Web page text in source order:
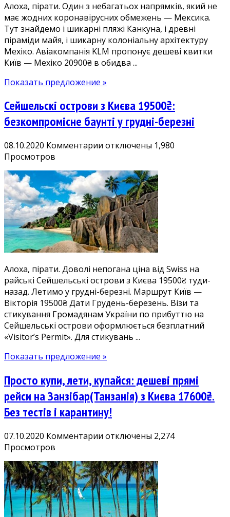
квитки
Київ
—
Мехіко
20900₴
від
Алоха, пірати. Один з небагатьох напрямків, який не
має жодних коронавірусних обмежень — Мексика.
Тут знайдемо і шикарні пляжі Канкуна, і древні
піраміди майя, і шикарну колоніальну архітектуру
Мехіко. Авіакомпанія KLM пропонує дешеві квитки
Київ — Мехіко 20900₴ в обидва ...
Показать предложение »
Сейшельскі острови з Києва 19500₴:
безкомпромісне баунті у грудні-березні
08.10.2020 Комментарии к
острови
з
Києва
19500₴:
безкомпромісне
баунті
у
березні
отключены 1,980
Просмотров
Алоха, пірати. Доволі непогана ціна від Swiss на
райські Сейшельські острови з Києва 19500₴ туди-
назад. Летимо у грудні-березні. Маршрут Київ —
Вікторія 19500₴ Дати Грудень-березень. Візи та
стикування Громадянам України по прибуттю на
Сейшельські острови оформлюється безплатний
«Visitor’s Permit». Для стикувань ...
Показать предложение »
Просто купи, лети, купайся: дешеві прямі
рейси на Занзібар(Танзанія) з Києва 17600₴.
Без тестів і карантину!
07.10.2020 Комментарии к
купи,
лети,
купайся:
дешеві
прямі
отключены 2,274
Просмотров